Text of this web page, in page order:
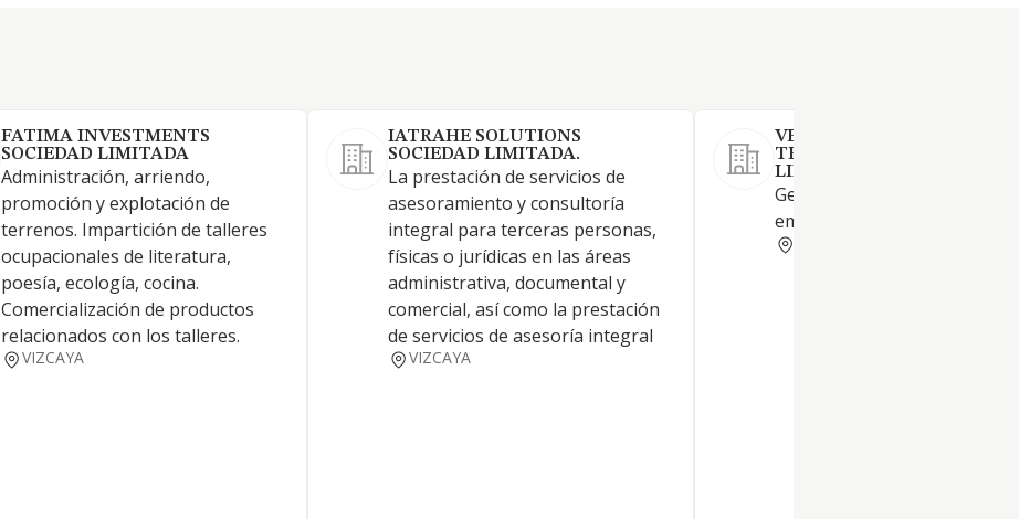
FATIMA INVESTMENTS
SOCIEDAD LIMITADA
Administración, arriendo,
promoción y explotación de
terrenos. Impartición de talleres
ocupacionales de literatura,
poesía, ecología, cocina.
Comercialización de productos
relacionados con los talleres.
VIZCAYA
IATRAHE SOLUTIONS
SOCIEDAD LIMITADA.
La prestación de servicios de
asesoramiento y consultoría
integral para terceras personas,
físicas o jurídicas en las áreas
administrativa, documental y
comercial, así como la prestación
de servicios de asesoría integral
VIZCAYA
VERSIA SOLUCIONES
TECNOLOGICAS SOCIEDAD
LIMITADA
Gestión de consultoría
empresarial.